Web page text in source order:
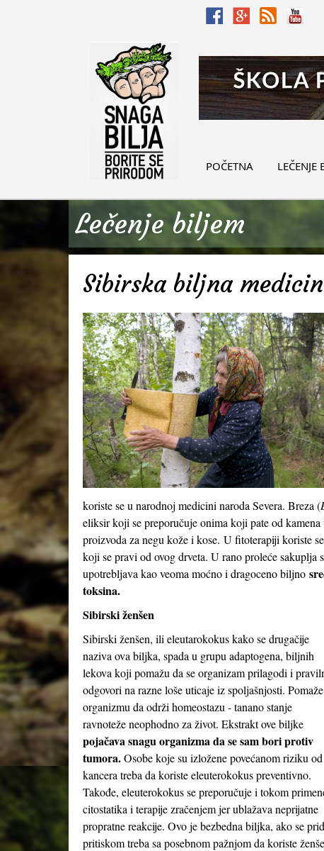
POČETNA LEČENJE
Lečenje biljem
Sibirska biljna
koriste se u narodnoj medicini naroda Severa. Breza (
eliksir koji se preporučuje onima koji pate od
proizvoda za negu kože i kose. U fitoterapiji koriste
koji se pravi od ovog drveta. U rano proleće sakuplja
upotrebljava kao veoma moćno i dragoceno biljno
toksina.
Sibirski ženšen
Sibirski ženšen, ili eleutarokokus kako se drugačije
naziva ova biljka, spada u grupu adaptogena, biljnih
lekova koji pomažu da se organizam prilagodi i
odgovori na razne loše uticaje iz spoljašnjosti. Pomaže
organizmu da održi homeostazu - tanano stanje
ravnoteže neophodno za život. Ekstrakt ove biljke
pojačava snagu organizma da se sam bori protiv
tumora.Osobe koje su izložene povećanom riziku od
kancera treba da koriste eleuterokokus preventivno.
Takođe, eleuterokokus se preporučuje i tokom
citostatika i terapije zračenjem jer ublažava neprijatne
propratne reakcije. Ovo je bezbedna biljka, ako se
pritiskom treba sa posebnom pažnjom da koriste